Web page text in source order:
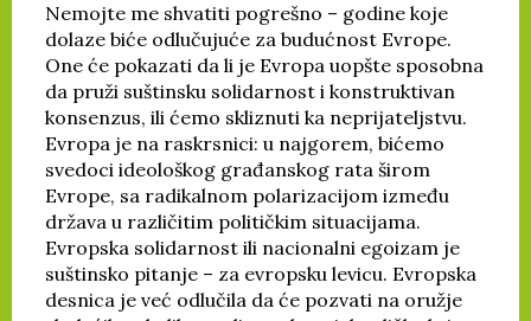
Nemojte me shvatiti pogrešno – godine koje
dolaze biće odlučujuće za budućnost Evrope.
One će pokazati da li je Evropa uopšte sposobna
da pruži suštinsku solidarnost i konstruktivan
konsenzus, ili ćemo skliznuti ka neprijateljstvu.
Evropa je na raskrsnici: u najgorem, bićemo
svedoci ideološkog građanskog rata širom
Evrope, sa radikalnom polarizacijom između
država u različitim političkim situacijama.
Evropska solidarnost ili nacionalni egoizam je
suštinsko pitanje – za evropsku levicu. Evropska
desnica je već odlučila da će pozvati na oružje